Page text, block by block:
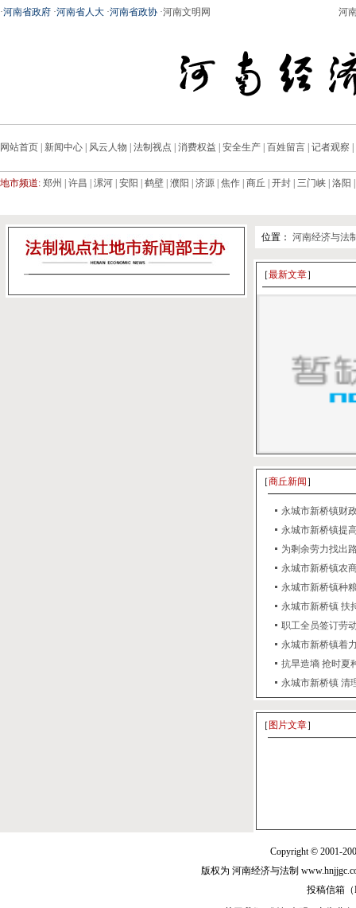
·河南省政府 ·河南省人大 ·河南省政协 ·河南文明网 河
网站首页 新闻中心 风云人物 法制视点 消费权益 安全生产 百姓留言 记者观察
地市频道: 郑州 许昌 漯河 安阳 鹤壁 濮阳 济源 焦作 商丘 开封 三门峡 洛阳
位置： 河南经济与法
［最新文章］
［商丘新闻 ］
永城市新桥镇财
永城市新桥镇提
为剩余劳力找出
永城市新桥镇农
永城市新桥镇种
永城市新桥镇 扶
职工全员签订劳
永城市新桥镇着
抗旱造墒 抢时
永城市新桥镇 清
［ 图片文章］
Copyright © 2001-
版权为 河南经济与法制
投稿信箱（